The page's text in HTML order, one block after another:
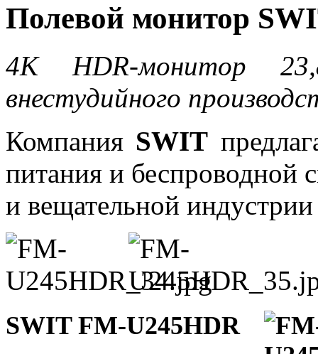
Полевой монитор
4K HDR-монитор
внестудийного
Компания SWIT
питания и беспроводной
и вещательной
SWIT FM-U245HDR